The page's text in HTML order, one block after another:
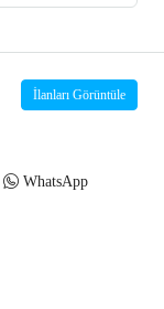
İlanları Görüntüle
WhatsApp